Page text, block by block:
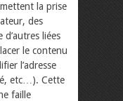
la prise
des
liées
le contenu
l’adresse
etc…). Cette
faille